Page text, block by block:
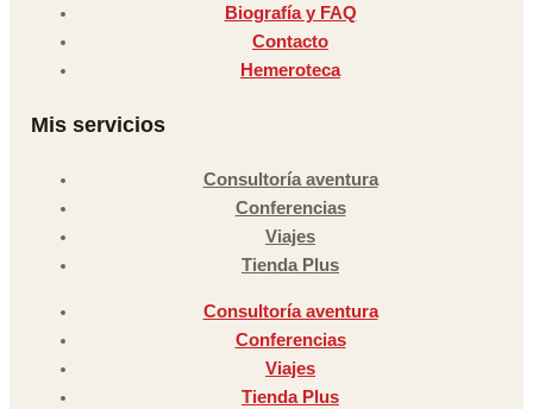
Biografía y FAQ
Contacto
Hemeroteca
Mis servicios
Consultoría aventura
Conferencias
Viajes
Tienda Plus
Consultoría aventura
Conferencias
Viajes
Tienda Plus